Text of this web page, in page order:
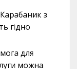
з
гідно
для
можна